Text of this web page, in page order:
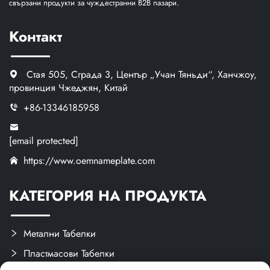
свързани продукти за чуждестранни B2B пазари.
Контакт
Стая 505, Сграда 3, Център „Учан Тяньди“, Ханчжоу,
провинция Чжеджян, Китай
+86-13346185958
[email protected]
https://www.oemnameplate.com
КАТЕГОРИЯ НА ПРОДУКТА
Метални Табелки
Пластмасови Табелки